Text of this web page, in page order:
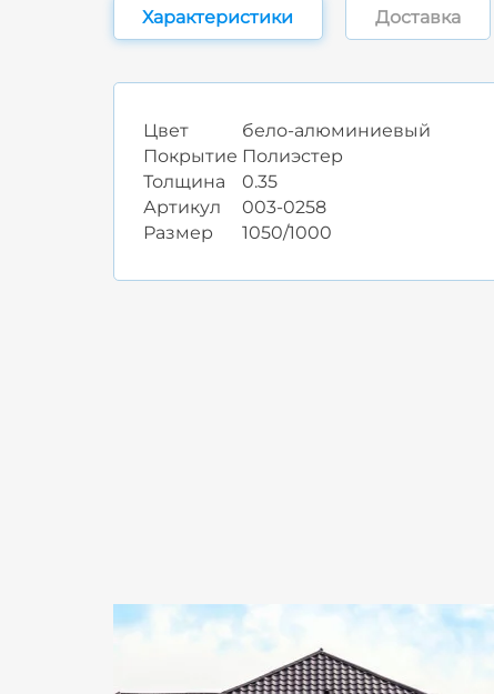
Характеристики Доставка
Цвет
бело-алюминиевый
Покрытие Полиэстер
Толщина
0.35
Артикул
003-0258
Размер
1050/1000